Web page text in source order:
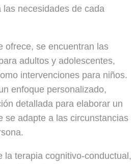
necesidades de cada
ofrece, se encuentran las
adultos y adolescentes,
intervenciones para niños.
enfoque personalizado,
detallada para elaborar un
se adapte a las circunstancias
la terapia cognitivo-conductual,